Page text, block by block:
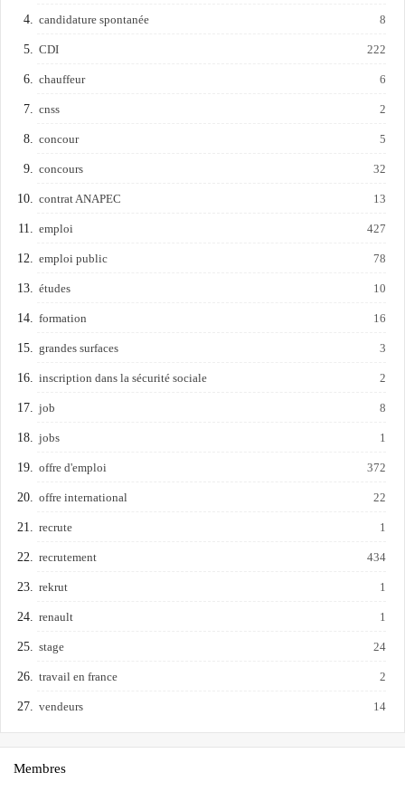
candidature spontanée 8
CDI 222
chauffeur 6
cnss 2
concour 5
concours 32
contrat ANAPEC 13
emploi 427
emploi public 78
études 10
formation 16
grandes surfaces 3
inscription dans la sécurité sociale 2
job 8
jobs 1
offre d'emploi 372
offre international 22
recrute 1
recrutement 434
rekrut 1
renault 1
stage 24
travail en france 2
vendeurs 14
Membres